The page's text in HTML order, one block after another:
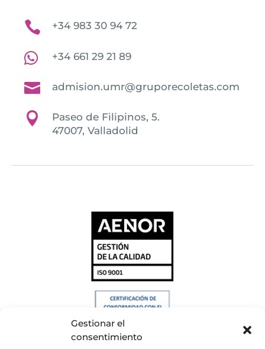
Gestionar el
consentimiento
 +34 983 30 94 72
 +34 661 29 21 89
 admision.umr@gruporecoletas.com

Paseo de Filipinos, 5.
47007, Valladolid